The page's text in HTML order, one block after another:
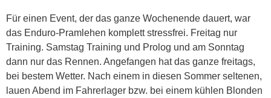
Für einen Event, der das ganze Wochenende dauert, war
das Enduro-Pramlehen komplett stressfrei. Freitag nur
Training. Samstag Training und Prolog und am Sonntag
dann nur das Rennen. Angefangen hat das ganze freitags,
bei bestem Wetter. Nach einem in diesen Sommer seltenen,
lauen Abend im Fahrerlager bzw. bei einem kühlen Blonden